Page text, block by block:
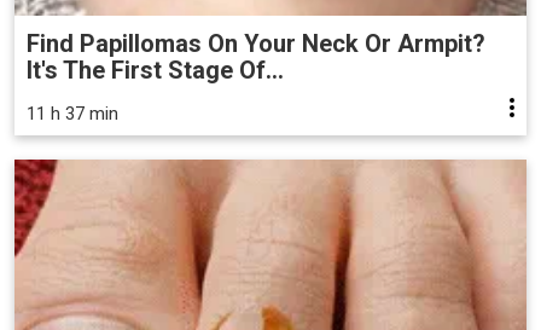
Find Papillomas On Your Neck Or Armpit?
It's The First Stage Of...
11 h 37 min